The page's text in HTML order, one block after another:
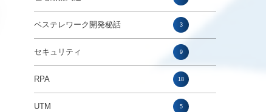
ベステレワーク開発秘話 3
セキュリティ 9
RPA 18
UTM 5